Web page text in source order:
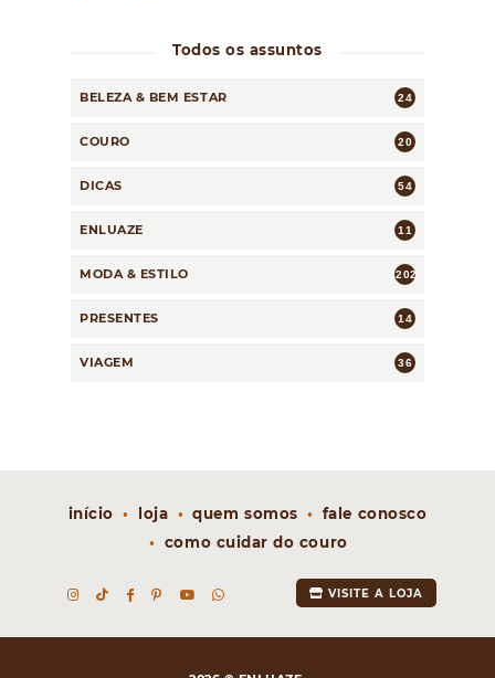
Todos os assuntos
BELEZA & BEM ESTAR 24
COURO 20
DICAS 54
ENLUAZE 11
MODA & ESTILO 202
PRESENTES 14
VIAGEM 36
início loja quem somos
fale conosco
como cuidar do couro
VISITE A LOJA